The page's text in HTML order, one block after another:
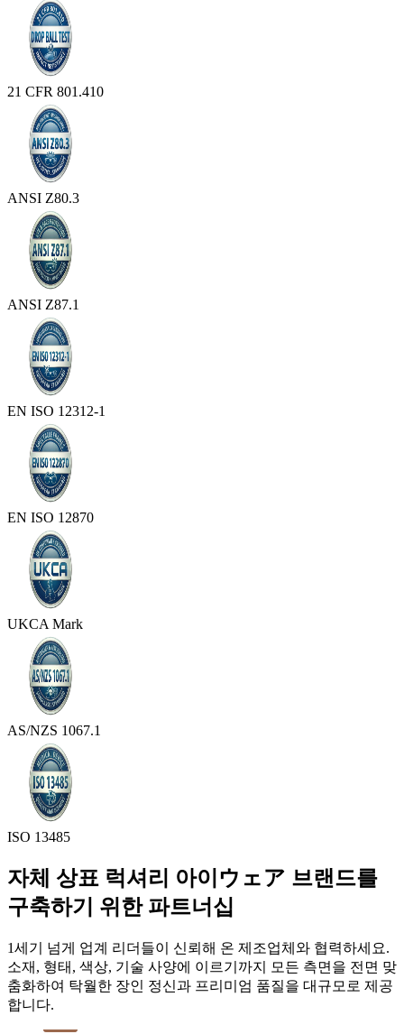
21 CFR 801.410
ANSI Z80.3
ANSI Z87.1
EN ISO 12312-1
EN ISO 12870
UKCA Mark
AS/NZS 1067.1
ISO 13485
자체 상표 럭셔리 아이ウェア 브랜드를
구축하기 위한 파트너십
1세기 넘게 업계 리더들이 신뢰해 온 제조업체와 협력하세요.
소재, 형태, 색상, 기술 사양에 이르기까지 모든 측면을 전면 맞
춤화하여 탁월한 장인 정신과 프리미엄 품질을 대규모로 제공
합니다.